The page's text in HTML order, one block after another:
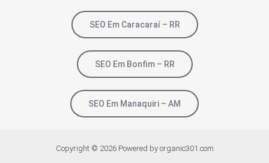
SEO Em Caracaraí – RR
SEO Em Bonfim – RR
SEO Em Manaquiri – AM
Copyright © 2026 Powered by organic301.com